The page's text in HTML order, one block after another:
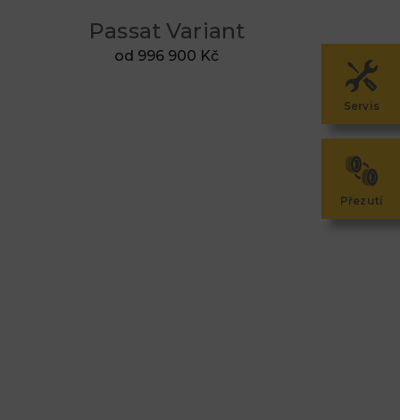
Passat Variant
od 996 900 Kč
Servis
Přezutí